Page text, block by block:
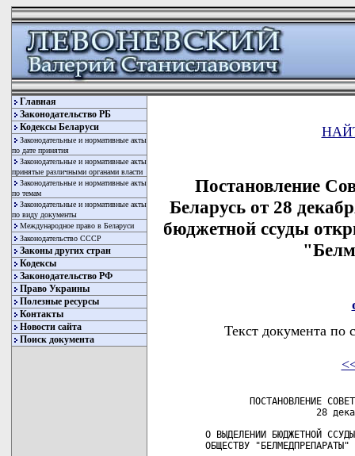
Главная
Законодательство РБ
Кодексы Беларуси
Законодательные и нормативные акты
по дате принятия
Законодательные и нормативные акты
принятые различными органами власти
Законодательные и нормативные акты
по темам
Законодательные и нормативные акты
по виду документы
Международное право в Беларуси
Законодательство СССР
Законы других стран
Кодексы
Законодательство РФ
Право Украины
Полезные ресурсы
Контакты
Новости сайта
Поиск документа
Постановление
Беларусь от 28
бюджетной ссуды
Текст документа по
ПОСТАНОВЛЕНИЕ
28
О ВЫДЕЛЕНИИ БЮДЖЕТНОЙ
ОБЩЕСТВУ "БЕЛМЕДПРЕПАРАТЫ"